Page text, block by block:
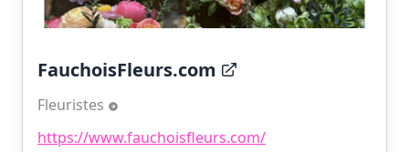
FauchoisFleurs.com
Fleuristes
https://www.fauchoisfleurs.com/